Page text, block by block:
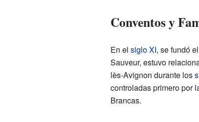
Conventos y
En el siglo XI, se fundó
Sauveur, estuvo
lès-Avignon durante los
controladas primero por
Brancas.